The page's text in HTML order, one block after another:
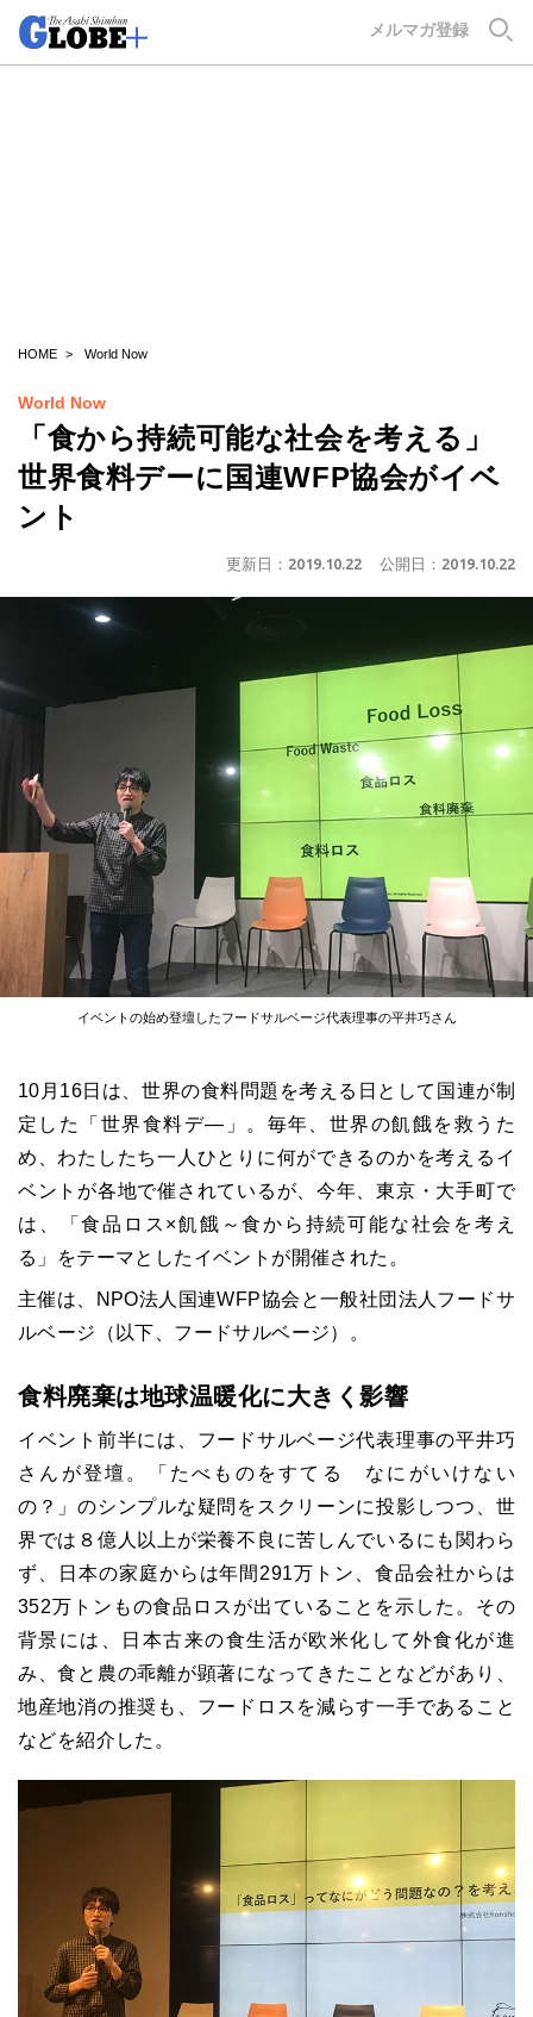
メルマガ登録
HOME World Now
World Now
「食から持続可能な社会を考える」
世界食料デーに国連WFP協会がイベ
ント
更新日： 2019.10.22 公開日： 2019.10.22
イベントの始め登壇したフードサルベージ代表理事の平井巧さん
10月16日は、世界の食料問題を考える日として国連が制
定した「世界食料デ―」。毎年、世界の飢餓を救うた
め、わたしたち一人ひとりに何ができるのかを考えるイ
ベントが各地で催されているが、今年、東京・大手町で
は、「食品ロス×飢餓～食から持続可能な社会を考え
る」をテーマとしたイベントが開催された。
主催は、NPO法人国連WFP協会と一般社団法人フードサ
ルベージ（以下、フードサルベージ）。
食料廃棄は地球温暖化に大きく影響
イベント前半には、フードサルベージ代表理事の平井巧
さんが登壇。「たべものをすてる なにがいけない
の？」のシンプルな疑問をスクリーンに投影しつつ、世
界では８億人以上が栄養不良に苦しんでいるにも関わら
ず、日本の家庭からは年間291万トン、食品会社からは
352万トンもの食品ロスが出ていることを示した。その
背景には、日本古来の食生活が欧米化して外食化が進
み、食と農の乖離が顕著になってきたことなどがあり、
地産地消の推奨も、フードロスを減らす一手であること
などを紹介した。